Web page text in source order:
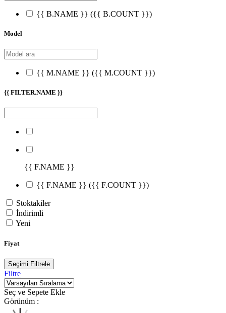
{{ B.NAME }} ({{ B.COUNT }})
Model
{{ M.NAME }} ({{ M.COUNT }})
{{ FILTER.NAME }}
{{ F.NAME }}
{{ F.NAME }} ({{ F.COUNT }})
Stoktakiler
İndirimli
Yeni
Fiyat
Seçimi Filtrele
Filtre
Seç ve Sepete Ekle
Görünüm :